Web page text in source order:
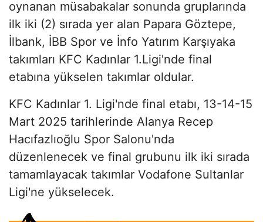
oynanan müsabakalar sonunda gruplarında
ilk iki (2) sırada yer alan Papara Göztepe,
İlbank, İBB Spor ve İnfo Yatırım Karşıyaka
takımları KFC Kadınlar 1.Ligi'nde final
etabına yükselen takımlar oldular.
KFC Kadınlar 1. Ligi'nde final etabı, 13-14-15
Mart 2025 tarihlerinde Alanya Recep
Hacıfazlıoğlu Spor Salonu'nda
düzenlenecek ve final grubunu ilk iki sırada
tamamlayacak takımlar Vodafone Sultanlar
Ligi'ne yükselecek.